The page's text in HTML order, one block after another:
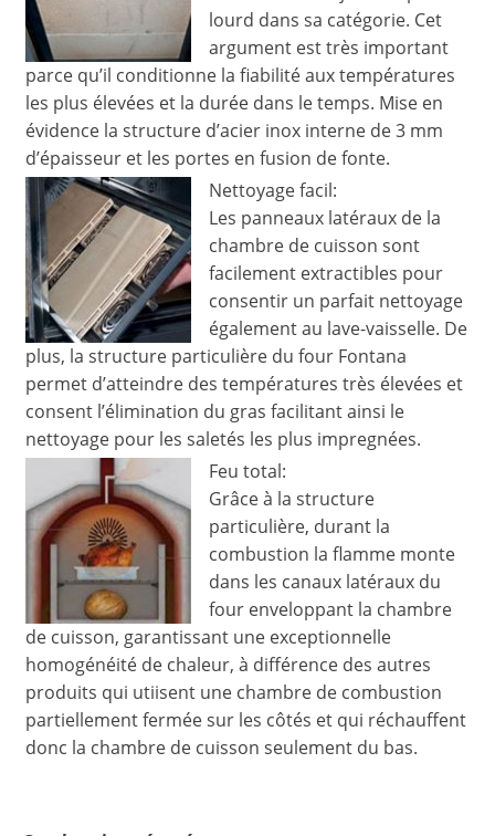
lourd dans sa catégorie. Cet
argument est très important
parce qu’il conditionne la fiabilité aux températures
les plus élevées et la durée dans le temps. Mise en
évidence la structure d’acier inox interne de 3 mm
d’épaisseur et les portes en fusion de fonte.
Nettoyage facil:
Les panneaux latéraux de la
chambre de cuisson sont
facilement extractibles pour
consentir un parfait nettoyage
également au lave-vaisselle. De
plus, la structure particulière du four Fontana
permet d’atteindre des températures très élevées et
consent l’élimination du gras facilitant ainsi le
nettoyage pour les saletés les plus impregnées.
Feu total:
Grâce à la structure
particulière, durant la
combustion la flamme monte
dans les canaux latéraux du
four enveloppant la chambre
de cuisson, garantissant une exceptionnelle
homogénéité de chaleur, à différence des autres
produits qui utiisent une chambre de combustion
partiellement fermée sur les côtés et qui réchauffent
donc la chambre de cuisson seulement du bas.